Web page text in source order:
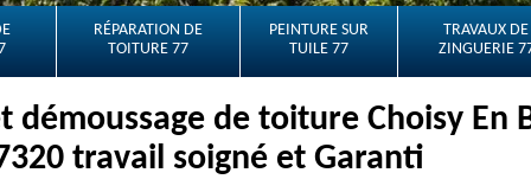
RÉPARATION DE
TOITURE 77
PEINTURE SUR
TUILE 77
TRAVAUX DE
ZINGUERIE
démoussage de toiture Choisy En
travail soigné et Garanti